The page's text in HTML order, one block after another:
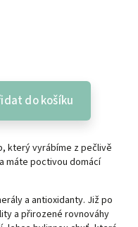
do košíku
který vyrábíme z pečlivě
máte poctivou domácí
a antioxidanty. Již po
a přirozené rovnováhy